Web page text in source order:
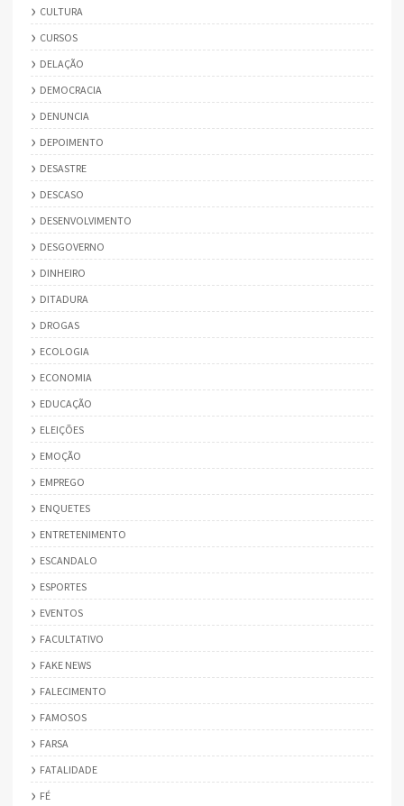
CULTURA
CURSOS
DELAÇÃO
DEMOCRACIA
DENUNCIA
DEPOIMENTO
DESASTRE
DESCASO
DESENVOLVIMENTO
DESGOVERNO
DINHEIRO
DITADURA
DROGAS
ECOLOGIA
ECONOMIA
EDUCAÇÃO
ELEIÇÕES
EMOÇÃO
EMPREGO
ENQUETES
ENTRETENIMENTO
ESCANDALO
ESPORTES
EVENTOS
FACULTATIVO
FAKE NEWS
FALECIMENTO
FAMOSOS
FARSA
FATALIDADE
FÉ